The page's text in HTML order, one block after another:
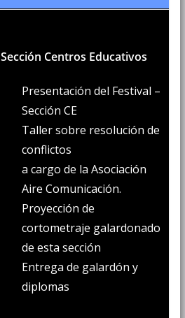
Sección Centros Educativos
Presentación del Festival –
Sección CE
Taller sobre resolución de
conflictos
a cargo de la Asociación
Aire Comunicación.
Proyección de
cortometraje galardonado
de esta sección
Entrega de galardón y
diplomas